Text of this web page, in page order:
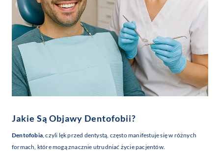
Jakie Są Objawy Dentofobii?
Dentofobia, czyli lęk przed dentystą, często manifestuje się w różnych
formach, które mogą znacznie utrudniać życie pacjentów.